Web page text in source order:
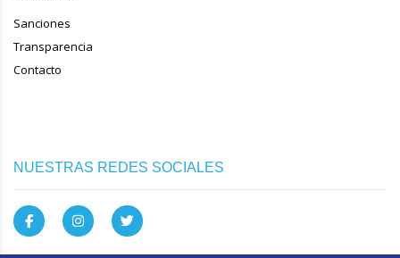
Sanciones
Transparencia
Contacto
NUESTRAS REDES SOCIALES